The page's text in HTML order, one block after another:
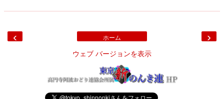
‹ ›
ホーム
ウェブ バージョンを表示